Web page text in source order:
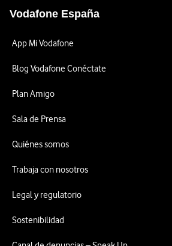
Vodafone España
App Mi Vodafone
Blog Vodafone Conéctate
Plan Amigo
Sala de Prensa
Quiénes somos
Trabaja con nosotros
Legal y regulatorio
Sostenibilidad